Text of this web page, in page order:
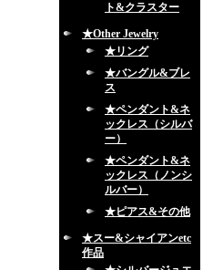
ト&クラスター
★Other Jewelry
★リング
★バングル&ブレ
ス
★ペンダント&ネ
ックレス（シルバ
ー）
★ペンダント&ネ
ックレス（ノンシ
ルバー）
★ピアス&その他
★スー&シャイアンetc
作品